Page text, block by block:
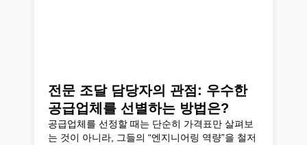
전문 조달 담당자의 관점: 우수한
공급업체를 선별하는 방법은?
공급업체를 선정할 때는 단순히 가격표만 살펴보
는 것이 아니라, 그들의 “엔지니어링 역량”을 철저